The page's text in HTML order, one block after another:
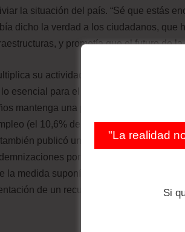
la situación del país. “Sé que estás
dicho la verdad a los ciudadanos, que
y prometía que el futuro de la
su actividad para mejorar sus
esencial para el macrismo, ahora, es
mantenga una presencia relevante en
(el 10,6% de la población en edad
publicó un decreto que,
por accidente de trabajo,
la medida suponía un ulterior
de un recurso de
"La realidad
Si